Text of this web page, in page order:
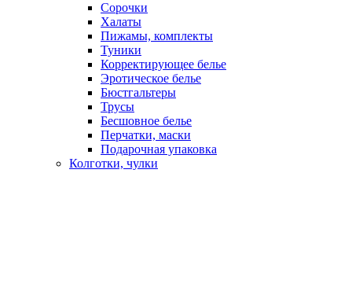
Сорочки
Халаты
Пижамы, комплекты
Туники
Корректирующее белье
Эротическое белье
Бюстгальтеры
Трусы
Бесшовное белье
Перчатки, маски
Подарочная упаковка
Колготки, чулки